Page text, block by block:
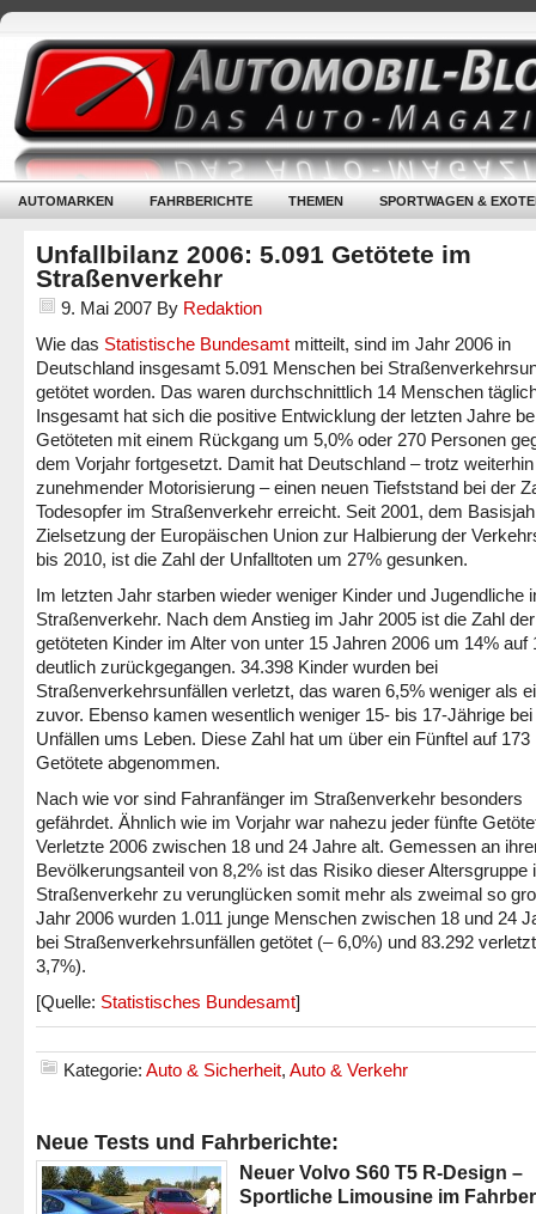
AUTOMARKEN FAHRBERICHTE THEMEN SPORTWAGEN &
Unfallbilanz 2006: 5.091 Getötete im
Straßenverkehr
9. Mai 2007 By Redaktion
Wie das Statistische Bundesamt mitteilt, sind im Jahr 2006 in
Deutschland insgesamt 5.091 Menschen bei
getötet worden. Das waren durchschnittlich 14 Menschen
Insgesamt hat sich die positive Entwicklung der letzten Jahre
Getöteten mit einem Rückgang um 5,0% oder 270 Personen
dem Vorjahr fortgesetzt. Damit hat Deutschland – trotz weiterhin
zunehmender Motorisierung – einen neuen Tiefststand bei der
Todesopfer im Straßenverkehr erreicht. Seit 2001, dem
Zielsetzung der Europäischen Union zur Halbierung der
bis 2010, ist die Zahl der Unfalltoten um 27% gesunken.
Im letzten Jahr starben wieder weniger Kinder und Jugendliche
Straßenverkehr. Nach dem Anstieg im Jahr 2005 ist die Zahl der
getöteten Kinder im Alter von unter 15 Jahren 2006 um 14% auf
deutlich zurückgegangen. 34.398 Kinder wurden bei
Straßenverkehrsunfällen verletzt, das waren 6,5% weniger als
zuvor. Ebenso kamen wesentlich weniger 15- bis 17-Jährige bei
Unfällen ums Leben. Diese Zahl hat um über ein Fünftel auf 173
Getötete abgenommen.
Nach wie vor sind Fahranfänger im Straßenverkehr besonders
gefährdet. Ähnlich wie im Vorjahr war nahezu jeder fünfte
Verletzte 2006 zwischen 18 und 24 Jahre alt. Gemessen an
Bevölkerungsanteil von 8,2% ist das Risiko dieser Altersgruppe
Straßenverkehr zu verunglücken somit mehr als zweimal so
Jahr 2006 wurden 1.011 junge Menschen zwischen 18 und 24
bei Straßenverkehrs­unfällen getötet (– 6,0%) und 83.292
3,7%).
[Quelle: Statistisches Bundesamt]
Kategorie: Auto & Sicherheit, Auto & Verkehr
Neue Tests und Fahrberichte:
Neuer Volvo S60 T5 R-Design –
Sportliche Limousine im